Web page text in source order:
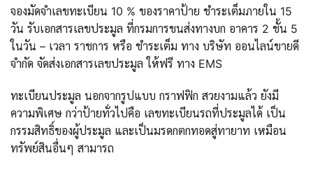
จองมัดจำเลขทะเบียน 10 % ของราคาป้าย ชำระเต็มภายใน 15
วัน รับเอกสารเลขประมูล ที่กรมการขนส่งทางบก อาคาร 2 ชั้น 5
ในวัน – เวลา ราชการ หรือ ชำระเต็ม ทาง บริษัท ออนไลน์ขายดี
จำกัด จัดส่งเอกสารเลขประมูล ให้ฟรี ทาง EMS
ทะเบียนประมูล นอกจากรูปแบบ กราฟฟิก สวยงามแล้ว ยังมี
ความพิเศษ กว่าป้ายทั่วไปคือ เลขทะเบียนรถที่ประมูลได้ เป็น
กรรมสิทธิ์ของผู้ประมูล และเป็นมรดกตกทอดสู่ทายาท เหมือน
ทรัพย์สินอื่นๆ สามารถ